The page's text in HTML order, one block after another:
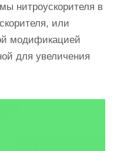
нитроускорителя в
или
модификацией
для увеличения